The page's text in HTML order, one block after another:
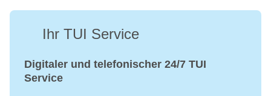
Ihr TUI Service
Digitaler und telefonischer 24/7 TUI
Service